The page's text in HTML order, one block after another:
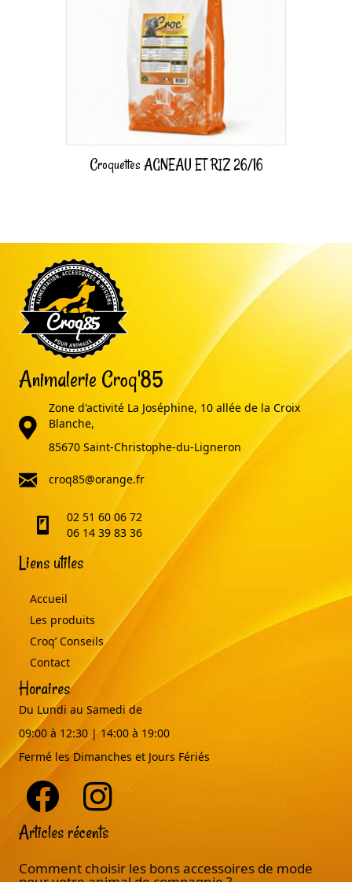
Croquettes AGNEAU ET RIZ 26/16
Animalerie Croq'85
adresse
Zone d'activité La Joséphine, 10 allée de la Croix
Blanche,
85670 Saint-Christophe-du-Ligneron
email
croq85@orange.fr
telephone02 51 60 06 72
06 14 39 83 36
Liens utiles
Accueil
Les produits
Croq’ Conseils
Contact
Horaires
Du Lundi au Samedi de
09:00 à 12:30 | 14:00 à 19:00
Fermé les Dimanches et Jours Fériés
Articles récents
Comment choisir les bons accessoires de mode